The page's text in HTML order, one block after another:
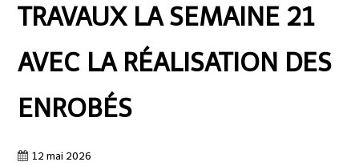
TRAVAUX LA SEMAINE 21
AVEC LA RÉALISATION DES
ENROBÉS
12 mai 2026